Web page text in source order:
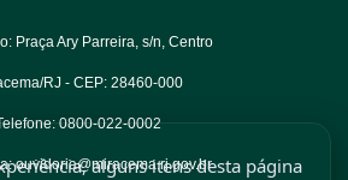
alguns itens desta página
Praça Ary Parreira, s/n, Centro
RJ - CEP: 28460-000
0800-022-0002
ouvidoria@miracema.rj.gov.br